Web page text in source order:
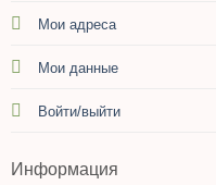
Мои адреса
Мои данные
Войти/выйти
Информация